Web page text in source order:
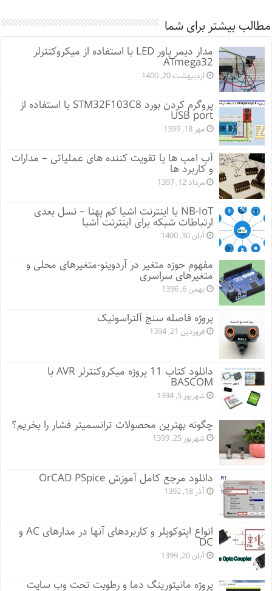
مطالب بیشتر برای شما
مدار دیمر پاور LED با استفاده از میکروکنترلر
ATmega32
اردیبهشت 20, 1400
پروگرم کردن بورد STM32F103C8 با استفاده از
USB port
مهر 18, 1399
آپ امپ ها یا تقویت کننده های عملیاتی – مدارات
و کاربرد ها
مرداد 12, 1397
NB-IoT یا اینترنت اشیا کم پهنا – نسل بعدی
ارتباطات شبکه برای اینترنت اشیا
آبان 30, 1400
مفهوم حوزه متغیر در آردوینو-متغیرهای محلی و
متغیرهای سراسری
بهمن 6, 1396
پروژه فاصله سنج آلتراسونیک
فروردین 21, 1394
دانلود کتاب 11 پروژه میکروکنترلر AVR با
BASCOM
شهریور 5, 1394
چگونه بهترین محصولات ترانسمیتر فشار را بخریم؟
شهریور 25, 1399
دانلود مرجع کامل آموزش OrCAD PSpice
آذر 18, 1392
انواع اپتوکوپلر و کاربردهای آنها در مدارهای AC و
DC
آبان 20, 1399
پروژه مانيتورينگ دما و رطوبت تحت وب سایت